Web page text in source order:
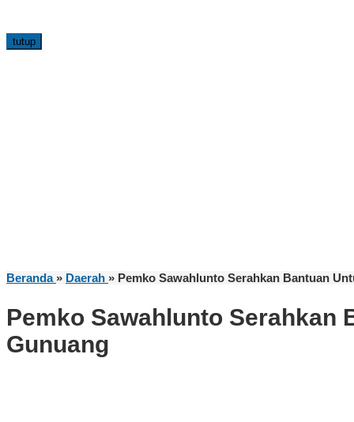
tutup
Beranda » Daerah » Pemko Sawahlunto Serahkan Bantuan
Pemko Sawahlunto Serahkan
Gunuang